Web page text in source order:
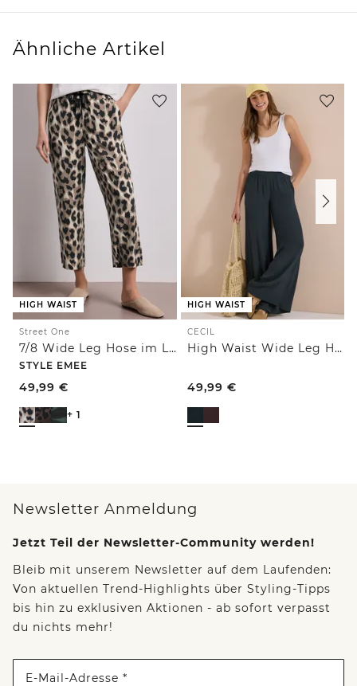
Ähnliche Artikel
HIGH WAIST
Street One
7/8 Wide Leg Hose im Loose Fit mit Print
STYLE EMEE
49,99 €
+ 1
HIGH WAIST
CECIL
High Waist Wide Leg Hose im Loose Fit
49,99 €
Newsletter Anmeldung
Jetzt Teil der Newsletter-Community werden!
Bleib mit unserem Newsletter auf dem Laufenden:
Von aktuellen Trend-Highlights über Styling-Tipps
bis hin zu exklusiven Aktionen - ab sofort verpasst
du nichts mehr!
E-Mail-Adresse *